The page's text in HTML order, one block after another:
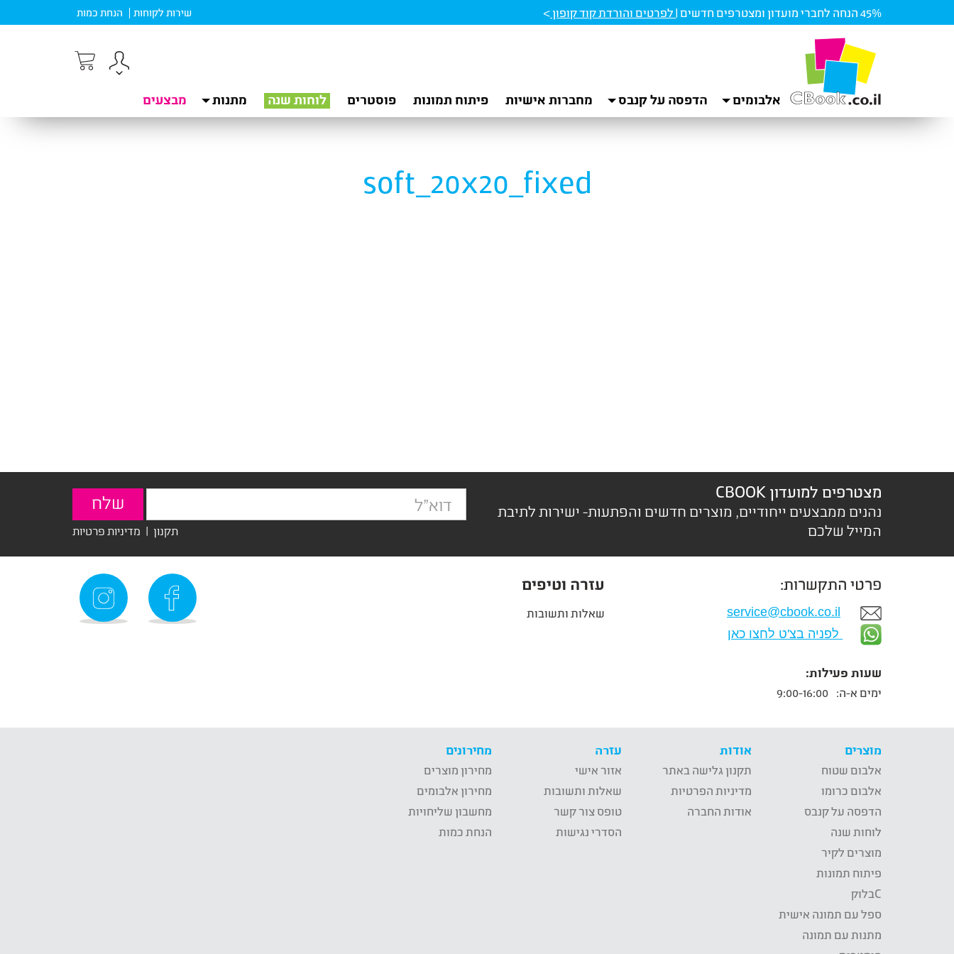
45% הנחה לחברי מועדון ומצטרפים חדשים | לפרטים והורדת קוד קופון> שירות לקוחות הנחת כמות
אלבומים הדפסה על קנבס מחברות אישיות פיתוח תמונות פוסטרים לוחות שנה מתנות מבצעים
soft_20x20_fixed
מצטרפים למועדון CBOOK
נהנים ממבצעים ייחודיים, מוצרים חדשים והפתעות- ישירות לתיבת
המייל שלכם
תקנון | מדיניות פרטיות
פרטי התקשרות:
service@cbook.co.il
לפניה בצ'ט לחצו כאן
שעות פעילות:
ימים א-ה:
עזרה וטיפים
שאלות ותשובות
מוצרים
אלבום שטוח
אלבום כרומו
הדפסה על קנבס
לוחות שנה
מוצרים לקיר
פיתוח תמונות
Cבלוק
ספל עם תמונה אישית
מתנות עם תמונה
אודות
תקנון גלישה באתר
מדיניות הפרטיות
אודות החברה
עזרה
אזור אישי
שאלות ותשובות
טופס צור קשר
הסדרי נגישות
מחירונים
מחירון מוצרים
מחירון אלבומים
מחשבון שליחויות
הנחת כמות